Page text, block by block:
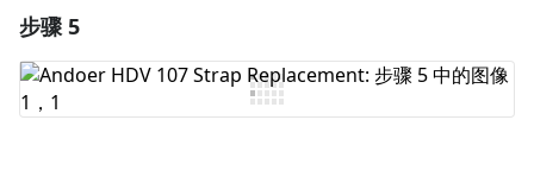
添加评论
步骤 5